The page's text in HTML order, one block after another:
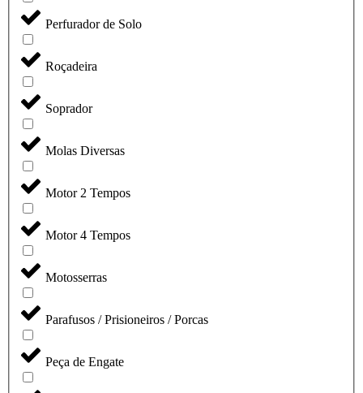
Perfurador de Solo
Roçadeira
Soprador
Molas Diversas
Motor 2 Tempos
Motor 4 Tempos
Motosserras
Parafusos / Prisioneiros / Porcas
Peça de Engate